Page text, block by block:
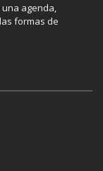
agenda,
formas de